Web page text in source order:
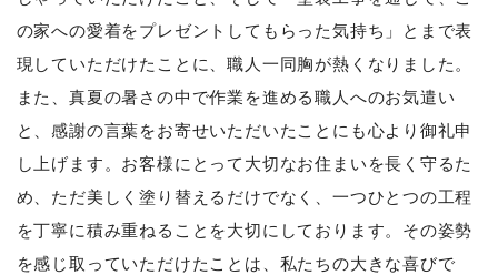
の家への愛着をプレゼントしてもらった気持ち」とまで表
現していただけたことに、職人一同胸が熱くなりました。
また、真夏の暑さの中で作業を進める職人へのお気遣い
と、感謝の言葉をお寄せいただいたことにも心より御礼申
し上げます。お客様にとって大切なお住まいを長く守るた
め、ただ美しく塗り替えるだけでなく、一つひとつの工程
を丁寧に積み重ねることを大切にしております。その姿勢
を感じ取っていただけたことは、私たちの大きな喜びで